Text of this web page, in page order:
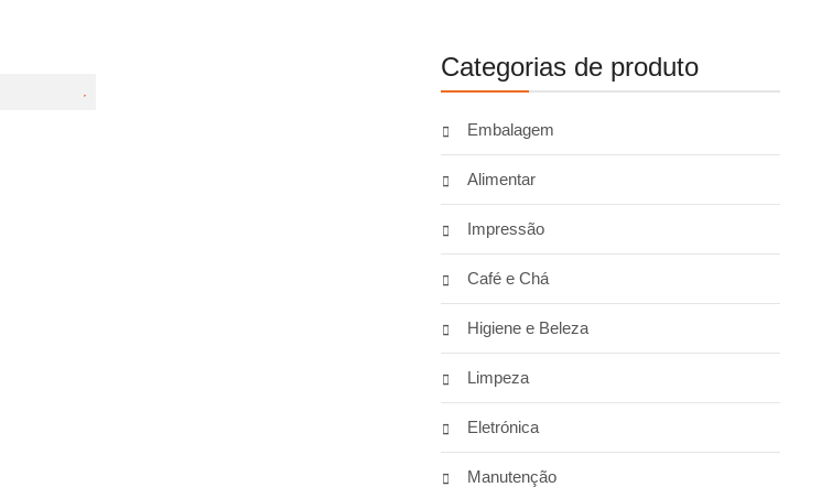
Categorias de produto
Embalagem
Alimentar
Impressão
Café e Chá
Higiene e Beleza
Limpeza
Eletrónica
Manutenção